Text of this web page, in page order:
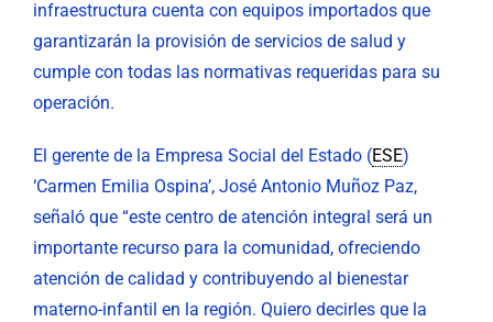
infraestructura cuenta con equipos importados que
garantizarán la provisión de servicios de salud y
cumple con todas las normativas requeridas para su
operación.
El gerente de la Empresa Social del Estado (ESE)
‘Carmen Emilia Ospina’, José Antonio Muñoz Paz,
señaló que “este centro de atención integral será un
importante recurso para la comunidad, ofreciendo
atención de calidad y contribuyendo al bienestar
materno-infantil en la región. Quiero decirles que la